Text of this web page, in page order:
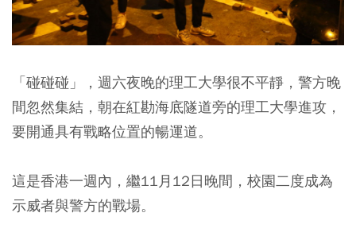
「碰碰碰」，週六夜晚的理工大學很不平靜，警方晚
間忽然集結，朝在紅勘海底隧道旁的理工大學進攻，
要開通具有戰略位置的暢運道。
這是香港一週內，繼11月12日晚間，校園二度成為
示威者與警方的戰場。